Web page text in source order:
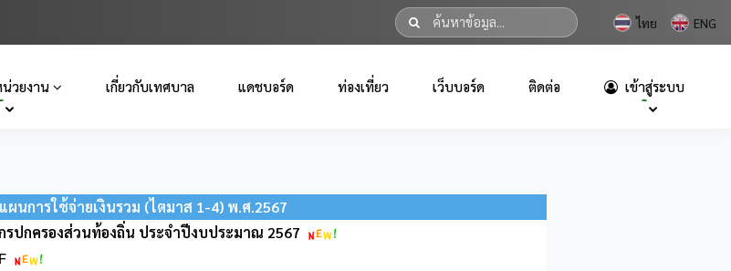
ไทย ENG
น่วยงาน เกี่ยวกับเทศบาล แดชบอร์ด ท่องเที่ยว เว็บบอร์ด ติดต่อ เข้าสู่ระบบ
ผนการใช้จ่ายเงินรวม (ไตมาส 1-4) พ.ศ.2567
ปกครองส่วนท้องถิ่น ประจำปีงบประมาณ 2567